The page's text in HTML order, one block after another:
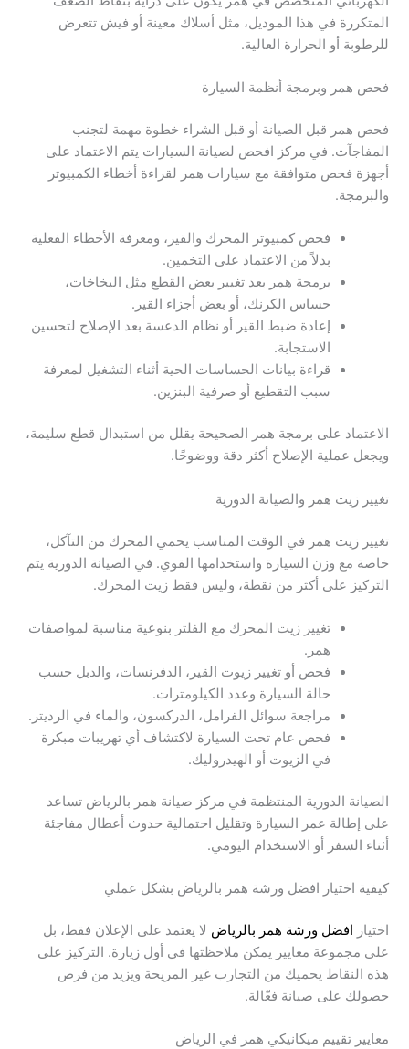
المتكررة في هذا الموديل، مثل أسلاك معينة أو فيش تتعرض
للرطوبة أو الحرارة العالية.
فحص همر وبرمجة أنظمة السيارة
فحص همر قبل الصيانة أو قبل الشراء خطوة مهمة لتجنب
المفاجآت. في مركز افحص لصيانة السيارات يتم الاعتماد على
أجهزة فحص متوافقة مع سيارات همر لقراءة أخطاء الكمبيوتر
والبرمجة.
فحص كمبيوتر المحرك والقير، ومعرفة الأخطاء الفعلية
بدلاً من الاعتماد على التخمين.
برمجة همر بعد تغيير بعض القطع مثل البخاخات،
حساس الكرنك، أو بعض أجزاء القير.
إعادة ضبط القير أو نظام الدعسة بعد الإصلاح لتحسين
الاستجابة.
قراءة بيانات الحساسات الحية أثناء التشغيل لمعرفة
سبب التقطيع أو صرفية البنزين.
الاعتماد على برمجة همر الصحيحة يقلل من استبدال قطع سليمة،
ويجعل عملية الإصلاح أكثر دقة ووضوحًا.
تغيير زيت همر والصيانة الدورية
تغيير زيت همر في الوقت المناسب يحمي المحرك من التآكل،
خاصة مع وزن السيارة واستخدامها القوي. في الصيانة الدورية يتم
التركيز على أكثر من نقطة، وليس فقط زيت المحرك.
تغيير زيت المحرك مع الفلتر بنوعية مناسبة لمواصفات
همر.
فحص أو تغيير زيوت القير، الدفرنسات، والدبل حسب
حالة السيارة وعدد الكيلومترات.
مراجعة سوائل الفرامل، الدركسون، والماء في الرديتر.
فحص عام تحت السيارة لاكتشاف أي تهريبات مبكرة
في الزيوت أو الهيدروليك.
الصيانة الدورية المنتظمة في مركز صيانة همر بالرياض تساعد
على إطالة عمر السيارة وتقليل احتمالية حدوث أعطال مفاجئة
أثناء السفر أو الاستخدام اليومي.
كيفية اختيار افضل ورشة همر بالرياض بشكل عملي
اختيار افضل ورشة همر بالرياض لا يعتمد على الإعلان فقط، بل
على مجموعة معايير يمكن ملاحظتها في أول زيارة. التركيز على
هذه النقاط يحميك من التجارب غير المريحة ويزيد من فرص
حصولك على صيانة فعّالة.
معايير تقييم ميكانيكي همر في الرياض